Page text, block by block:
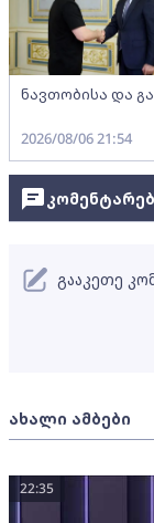
ნავთობისა და
2026/08/06 21:54
ახალი ამბები
22:35
გააკეთე